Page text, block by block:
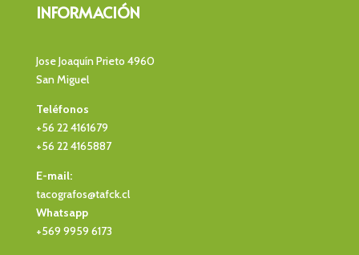
INFORMACIÓN
Jose Joaquín Prieto 4960
San Miguel
Teléfonos
+56 22 4161679
+56 22 4165887
E-mail:
tacografos@tafck.cl
Whatsapp
+569 9959 6173